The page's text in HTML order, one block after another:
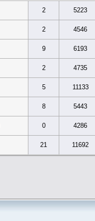
2 5223
2 4546
9 6193
2 4735
5 11133
8 5443
0 4286
21 11692